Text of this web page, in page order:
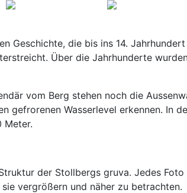
Geschichte, die bis ins 14.
Über die Jahrhunderte
vom Berg stehen noch die
gefrorenen Wasserlevel erkennen. In
Meter.
der Stollbergs gruva. Jedes
vergrößern und näher zu betrachten.